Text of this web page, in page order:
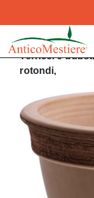
Terricci e
rotondi,